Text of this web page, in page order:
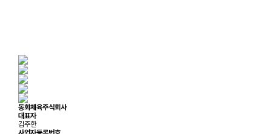
동화체육주식회사
대표자
김주한